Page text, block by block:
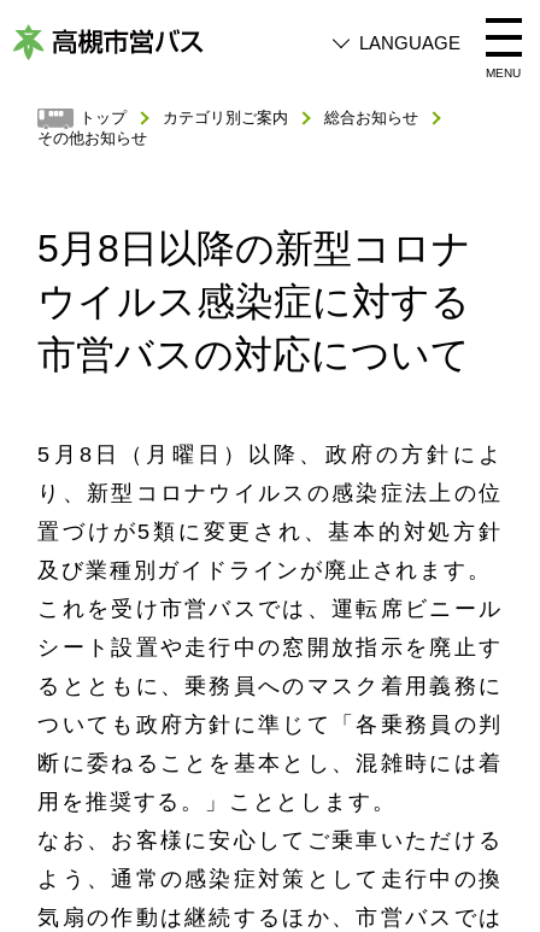
槻
ス
LANGUAGE
MENU
トップ カテゴリ別ご案内
総合お知らせ
その他お知らせ
5月8日以降の新型コロナ
ウイルス感染症に対する
市営バスの対応について
5月8日（月曜日）以降、政府の方針によ
り、新型コロナウイルスの感染症法上の位
置づけが5類に変更され、基本的対処方針
及び業種別ガイドラインが廃止されます。
これを受け市営バスでは、運転席ビニール
シート設置や走行中の窓開放指示を廃止す
るとともに、乗務員へのマスク着用義務に
ついても政府方針に準じて「各乗務員の判
断に委ねることを基本とし、混雑時には着
用を推奨する。」こととします。
なお、お客様に安心してご乗車いただける
よう、通常の感染症対策として走行中の換
気扇の作動は継続するほか、市営バスでは